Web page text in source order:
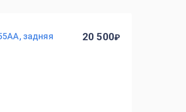
задняя
20 500